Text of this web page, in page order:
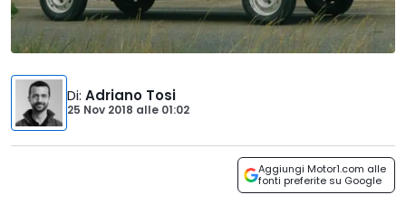
Di: Adriano Tosi
25 Nov 2018 alle 01:02
Aggiungi Motor1.com alle
fonti preferite su Google